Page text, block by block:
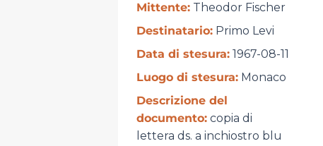
Mittente:Theodor Fischer
Destinatario:Primo Levi
Data di stesura:1967-08-11
Luogo di stesura:Monaco
Descrizione del
documento:copia di
lettera ds. a inchiostro blu